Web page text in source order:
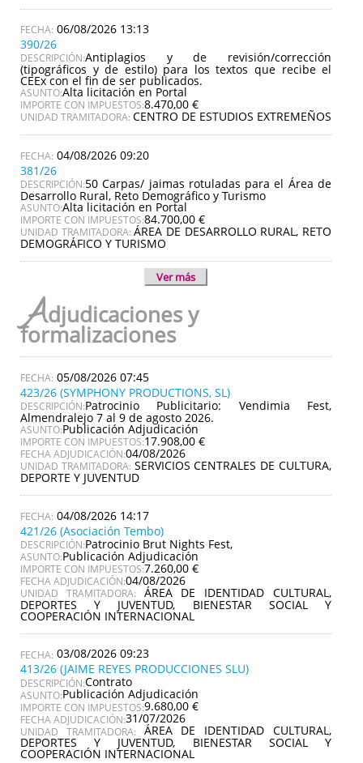
06/08/2026 13:13
390/26
DESCRIPCIÓN:Antiplagios y de revisión/corrección
(tipográficos y de estilo) para los textos que recibe el
CEEx con el fin de ser publicados.
ASUNTO:Alta licitación en Portal
IMPORTE CON IMPUESTOS:8.470,00 €
UNIDAD TRAMITADORA: CENTRO DE ESTUDIOS EXTREMEÑOS
04/08/2026 09:20
381/26
DESCRIPCIÓN:50 Carpas/ jaimas rotuladas para el Área de
Desarrollo Rural, Reto Demográfico y Turismo
ASUNTO:Alta licitación en Portal
IMPORTE CON IMPUESTOS:84.700,00 €
UNIDAD TRAMITADORA:ÁREA DE DESARROLLO RURAL, RETO
DEMOGRÁFICO Y TURISMO
Ver más
Adjudicaciones y
formalizaciones
05/08/2026 07:45
423/26 (SYMPHONY PRODUCTIONS, SL)
DESCRIPCIÓN:Patrocinio Publicitario: Vendimia Fest,
Almendralejo 7 al 9 de agosto 2026.
ASUNTO:Publicación Adjudicación
IMPORTE CON IMPUESTOS:17.908,00 €
FECHA ADJUDICACIÓN:04/08/2026
UNIDAD TRAMITADORA: SERVICIOS CENTRALES DE CULTURA,
DEPORTE Y JUVENTUD
04/08/2026 14:17
421/26 (Asociación Tembo)
DESCRIPCIÓN:Patrocinio Brut Nights Fest,
ASUNTO:Publicación Adjudicación
IMPORTE CON IMPUESTOS:7.260,00 €
FECHA ADJUDICACIÓN:04/08/2026
UNIDAD TRAMITADORA: ÁREA DE IDENTIDAD CULTURAL,
DEPORTES Y JUVENTUD, BIENESTAR SOCIAL Y
COOPERACIÓN INTERNACIONAL
03/08/2026 09:23
413/26 (JAIME REYES PRODUCCIONES SLU)
DESCRIPCIÓN:Contrato
ASUNTO:Publicación Adjudicación
IMPORTE CON IMPUESTOS:9.680,00 €
FECHA ADJUDICACIÓN:31/07/2026
UNIDAD TRAMITADORA: ÁREA DE IDENTIDAD CULTURAL,
DEPORTES Y JUVENTUD, BIENESTAR SOCIAL Y
COOPERACIÓN INTERNACIONAL